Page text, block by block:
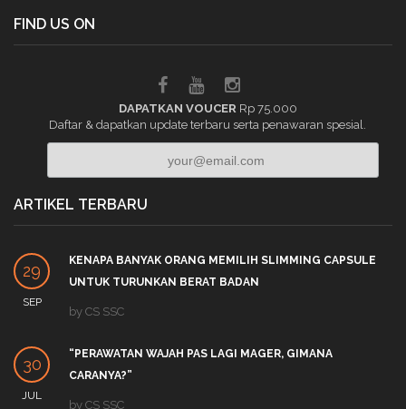
FIND US ON
DAPATKAN VOUCER Rp 75.000
Daftar & dapatkan update terbaru serta penawaran spesial.
ARTIKEL TERBARU
29
SEP
KENAPA BANYAK ORANG MEMILIH SLIMMING CAPSULE
UNTUK TURUNKAN BERAT BADAN
by CS SSC
30
JUL
“PERAWATAN WAJAH PAS LAGI MAGER, GIMANA
CARANYA?”
by CS SSC